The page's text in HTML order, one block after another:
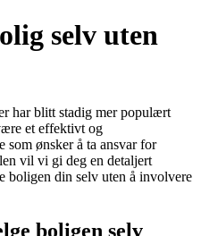
selv uten
har blitt stadig mer populært
et effektivt og
som ønsker å ta ansvar for
vil vi gi deg en detaljert
boligen din selv uten å involvere
boligen selv